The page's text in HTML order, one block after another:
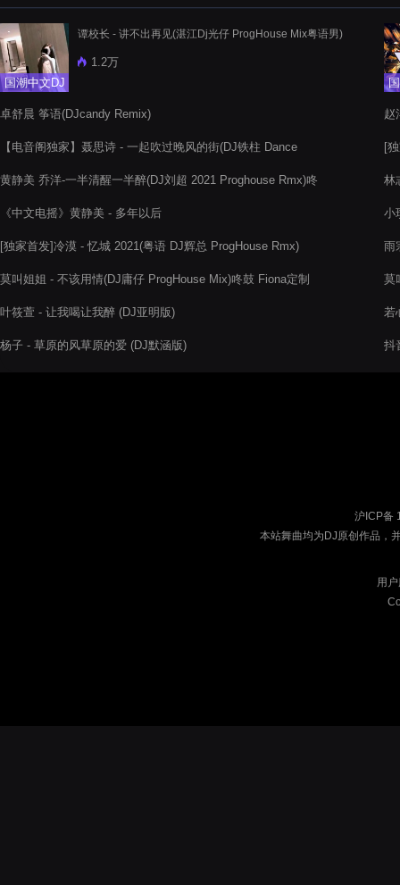
国潮中文DJ
谭校长 - 讲不出再见(湛江Dj光仔 ProgHouse Mix粤语男)
1.2万
卓舒晨 筝语(DJcandy Remix)
【电音阁独家】聂思诗 - 一起吹过晚风的街(DJ铁柱 Dance
黄静美 乔洋-一半清醒一半醉(DJ刘超 2021 Proghouse Rmx)咚
《中文电摇》黄静美 - 多年以后
[独家首发]冷漠 - 忆城 2021(粤语 DJ辉总 ProgHouse Rmx)
莫叫姐姐 - 不该用情(DJ庸仔 ProgHouse Mix)咚鼓 Fiona定制
叶筱萱 - 让我喝让我醉 (DJ亚明版)
杨子 - 草原的风草原的爱 (DJ默涵版)
赵
[
林
小
雨
莫
若
抖
沪ICP备
本站舞曲均为DJ原创作品，
用